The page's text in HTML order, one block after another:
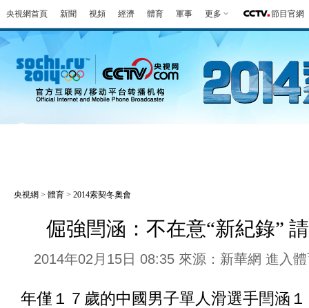
央視網首頁 新聞 視頻 經濟 體育 軍事 更多 節目官網
央視網 > 體育 > 2014索契冬奧會
倔強閆涵：不在意“新紀錄”
2014年02月15日 08:35 來源：新華網 進入
年僅１７歲的中國男子單人滑選手閆涵１